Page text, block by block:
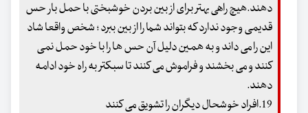
دهند.هیچ راهی بهتر برای از بین بردن خوشبختی با حمل بار حس
قدیمی وجود ندارد که بتواند شما را از بین ببرد ؛ شخص واقعا شاد
این را می داند و به همین دلیل آن حس ها را با خود حمل نمی
کنند و می بخشند و فراموش می کنند تا سبکتر به راه خود ادامه
دهند.
19.افراد خوشحال دیگران را تشویق می کنند